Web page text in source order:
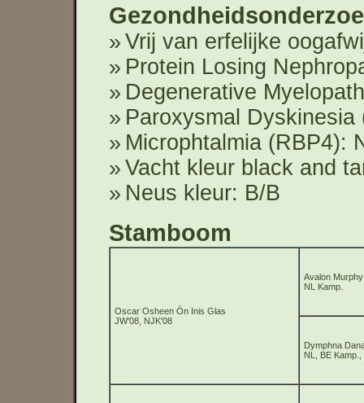
Vrij van erfelijke
Protein Losing
Degenerative
Paroxysmal Dyskinesia
Microphtalmia (RBP4):
Vacht kleur black and
Neus kleur: B/B
Stamboom
Oscar Osheen Ón Inis Glas
JW'08, NJK'08
Avalon
NL Kamp.
Dymphna
NL, BE Kamp.,